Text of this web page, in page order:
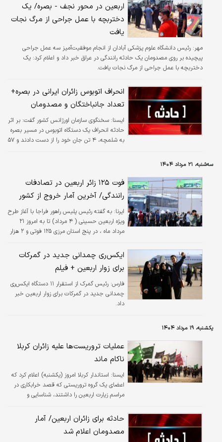
اربعین در محور نجف - بصره/ یک
دختربچه با عمل جراحی از مرگ نجات
یافت
مهر: رئیس دانشگاه علوم پزشکی آبادان از انجام موفقیت‌آمیز سه عمل جراحی
پیچیده بر روی مصدومان یک حادثه رانندگی در عراق خبر داد و اعلام کرد: یک
دختربچه با عمل جراحی از مرگ نجات یافت.
انحراف اتوبوس زائران ایرانی در بصره+
تعداد جانباختگان و مصدومان
ايسنا: سخنگوی سازمان اورژانس کشور گفت: بر اثر
حادثه انحراف یک دستگاه اتوبوس در مسیر بصره
به شلمچه، ۴ تن جان خود را از دست دادند و ۵۷
سه‌شنبه، ۲۱ مرداد ۱۴۰۴
فوت ۱۲۵ زائر اربعین در تصادفات
رانندگی/ آخرین آمار خروج از کشور
ایرنا: به گفته رئیس پلیس راهور فراجا با آغاز طرح
ویژه اربعین حسینی ( ۴ مرداد) تا به امروز ۲۱
مرداد ماه ، در پنج استان مرزی ۱۲۵ فوتی و ۲ هزار
است.
ایکس‌ری چمدانی جدید در گمرکات
برای زوار اربعین + فیلم
فارس:
رئیس گمرک از استقرار ۱۱ دستگاه ایکس‌ری
چمدانی جدید در گمرکات برای زوار اربعین خبر
داد.
یکشنبه، ۱۹ مرداد ۱۴۰۴
عملیات تروریست‌ها علیه زائران کربلا
ناکام ماند
ايسنا: استاندار کربلا امروز (یکشنبه) اعلام کرد که
اعضای یک گروه تروریستی که قصد خرابکاری در
مراسم زیارت اربعین را داشتند، شناسایی و
حادثه برای زائران اربعین/ آمار
مصدومان اعلام شد